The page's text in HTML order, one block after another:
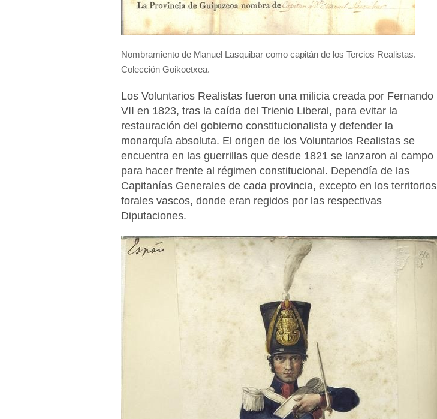
Nombramiento de Manuel Lasquibar como capitán de los Tercios Realistas.
Colección Goikoetxea.
Los Voluntarios Realistas fueron una milicia creada por Fernando
VII en 1823, tras la caída del Trienio Liberal, para evitar la
restauración del gobierno constitucionalista y defender la
monarquía absoluta. El origen de los Voluntarios Realistas se
encuentra en las guerrillas que desde 1821 se lanzaron al campo
para hacer frente al régimen constitucional. Dependía de las
Capitanías Generales de cada provincia, excepto en los territorios
forales vascos, donde eran regidos por las respectivas
Diputaciones.